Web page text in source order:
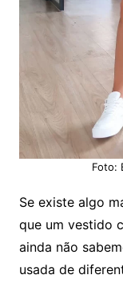
Foto:
Se existe algo
que um vestido
ainda não
usada de